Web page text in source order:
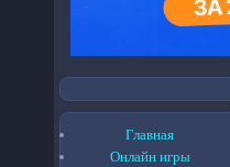
Главная
Онлайн игры